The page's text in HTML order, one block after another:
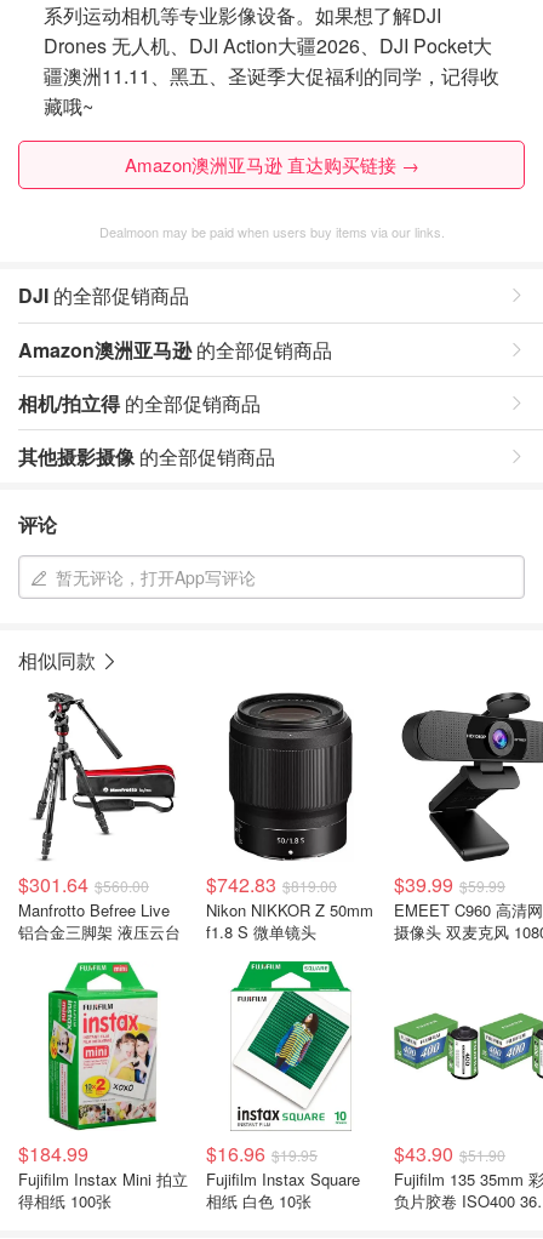
系列运动相机等专业影像设备。如果想了解DJI
Drones 无人机、DJI Action大疆2026、DJI Pocket大
疆澳洲11.11、黑五、圣诞季大促福利的同学， 记得收
藏哦~
Amazon澳洲亚马逊 直达购买链接 →
Dealmoon may be paid when users buy items via our links.
DJI 的全部促销商品
Amazon澳洲亚马逊的全部促销商品
相机/拍立得的全部促销商品
其他摄影摄像的全部促销商品
评论
暂无评论，打开App写评论
相似同款
$301.64 $560.00
Manfrotto Befree Live
铝合金三脚架 液压云台
$742.83 $819.00
Nikon NIKKOR Z 50mm
f1.8 S 微单镜头
$39.99 $59.99
EMEET C960 高清
摄像头 双麦克风
$184.99
Fujifilm Instax Mini 拍立
得相纸 100张
$16.96 $19.95
Fujifilm Instax Square
相纸 白色 10张
$43.90 $51.90
Fujifilm 135 35mm
负片胶卷 ISO400 36